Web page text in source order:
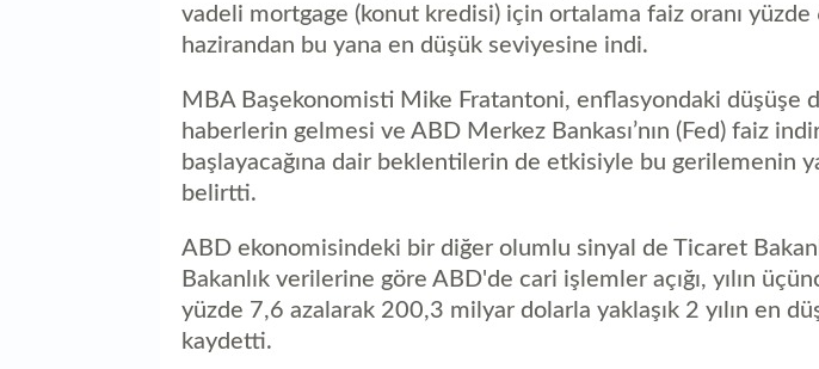
vadeli mortgage (konut kredisi) için ortalama faiz oranı
hazirandan bu yana en düşük seviyesine indi.
MBA Başekonomisti Mike Fratantoni, enflasyondaki düşüşe
haberlerin gelmesi ve ABD Merkez Bankası’nın (Fed) faiz
başlayacağına dair beklentilerin de etkisiyle bu gerilemenin
belirtti.
ABD ekonomisindeki bir diğer olumlu sinyal de Ticaret
Bakanlık verilerine göre ABD'de cari işlemler açığı, yılın
yüzde 7,6 azalarak 200,3 milyar dolarla yaklaşık 2 yılın en
kaydetti.